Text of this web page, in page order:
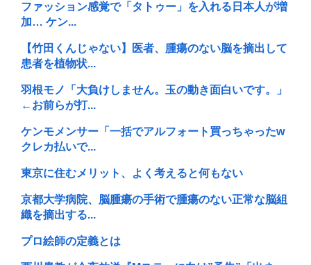
ファッション感覚で「タトゥー」を入れる日本人が増
加… ケン...
【竹田くんじゃない】医者、腫瘍のない脳を摘出して
患者を植物状...
羽根モノ「大負けしません。玉の動き面白いです。」
←お前らが打...
ケンモメンサー「一括でアルフォート買っちゃったw
クレカ払いで...
東京に住むメリット、よく考えると何もない
京都大学病院、脳腫瘍の手術で腫瘍のない正常な脳組
織を摘出する...
プロ絵師の定義とは